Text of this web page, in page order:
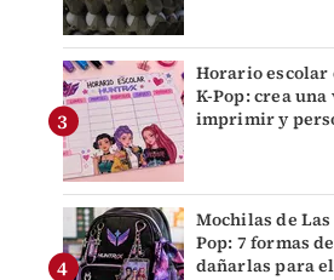
Horario escolar
K-Pop: crea
imprimir y
Mochilas de
Pop: 7 formas
dañarlas para